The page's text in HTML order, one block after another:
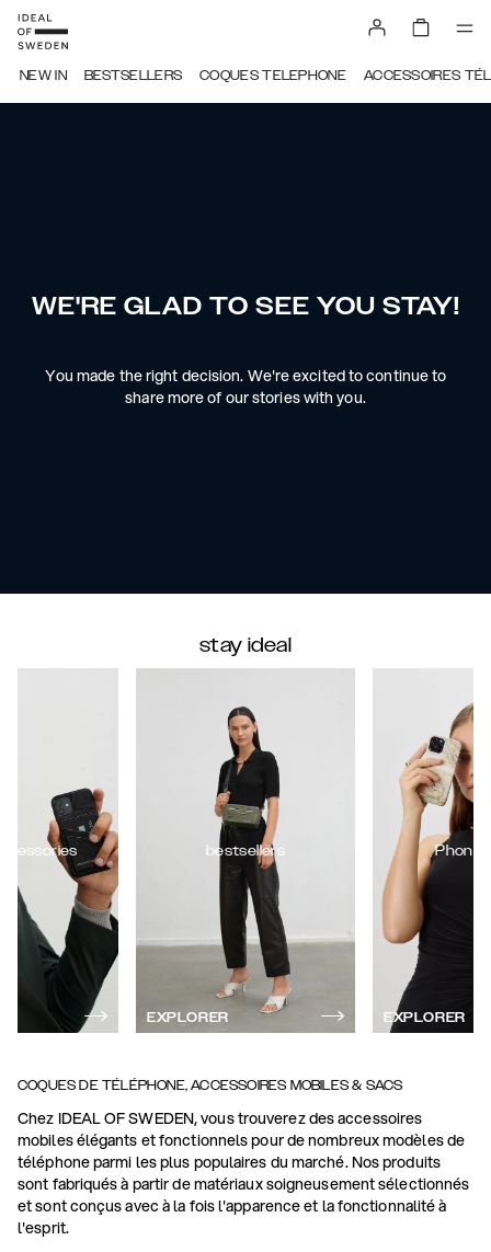
NEW IN BESTSELLERS COQUES TELEPHONE ACCESSOIRES
WE'RE GLAD TO SEE YOU STAY!
You made the right decision. We're excited to continue to
share more of our stories with you.
stay ideal
bestsellers
EXPLORER
Phone
EXPLORER
COQUES DE TÉLÉPHONE, ACCESSOIRES MOBILES & SACS
Chez IDEAL OF SWEDEN, vous trouverez des accessoires
mobiles élégants et fonctionnels pour de nombreux modèles de
téléphone parmi les plus populaires du marché. Nos produits
sont fabriqués à partir de matériaux soigneusement sélectionnés
et sont conçus avec à la fois l'apparence et la fonctionnalité à
l'esprit.